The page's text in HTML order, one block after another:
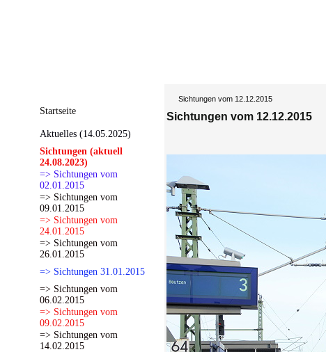
Startseite
Aktuelles (14.05.2025)
Sichtungen (aktuell
24.08.2023)
=> Sichtungen vom
02.01.2015
=> Sichtungen vom
09.01.2015
=> Sichtungen vom
24.01.2015
=> Sichtungen vom
26.01.2015
=> Sichtungen 31.01.2015
=> Sichtungen vom
06.02.2015
=> Sichtungen vom
09.02.2015
=> Sichtungen vom
14.02.2015
Sichtungen vom 12.12.2015
Sichtungen vom 12.12.2015